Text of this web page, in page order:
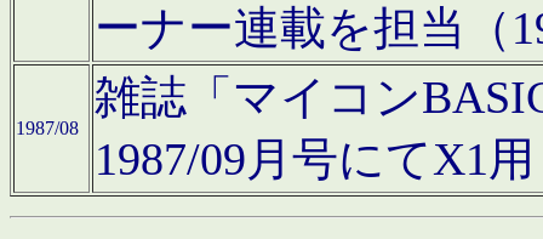
ーナー連載を担当（
1987/08
雑誌「マイコン
1987/09月号にてX1